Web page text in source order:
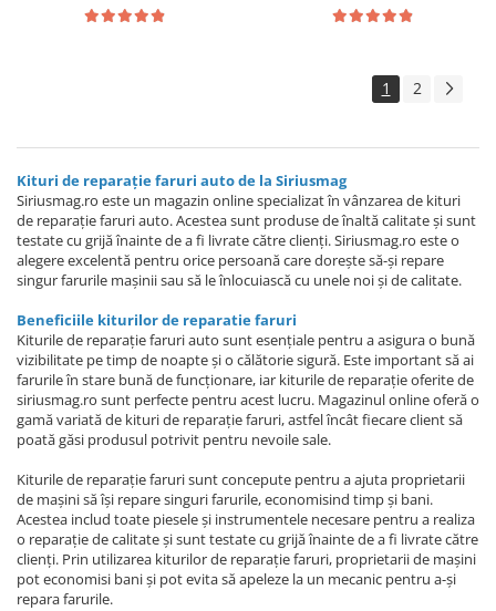
1 2
Kituri de reparație faruri auto de la Siriusmag
Siriusmag.ro este un magazin online specializat în vânzarea de kituri
de reparație faruri auto. Acestea sunt produse de înaltă calitate și sunt
testate cu grijă înainte de a fi livrate către clienți. Siriusmag.ro este o
alegere excelentă pentru orice persoană care dorește să-și repare
singur farurile mașinii sau să le înlocuiască cu unele noi și de calitate.
Beneficiile kiturilor de reparatie faruri
Kiturile de reparație faruri auto sunt esențiale pentru a asigura o bună
vizibilitate pe timp de noapte și o călătorie sigură. Este important să ai
farurile în stare bună de funcționare, iar kiturile de reparație oferite de
siriusmag.ro sunt perfecte pentru acest lucru. Magazinul online oferă o
gamă variată de kituri de reparație faruri, astfel încât fiecare client să
poată găsi produsul potrivit pentru nevoile sale.
Kiturile de reparație faruri sunt concepute pentru a ajuta proprietarii
de mașini să își repare singuri farurile, economisind timp și bani.
Acestea includ toate piesele și instrumentele necesare pentru a realiza
o reparație de calitate și sunt testate cu grijă înainte de a fi livrate către
clienți. Prin utilizarea kiturilor de reparație faruri, proprietarii de mașini
pot economisi bani și pot evita să apeleze la un mecanic pentru a-și
repara farurile.